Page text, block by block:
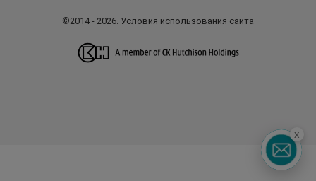
©2014 - 2026. Условия использования сайта
x